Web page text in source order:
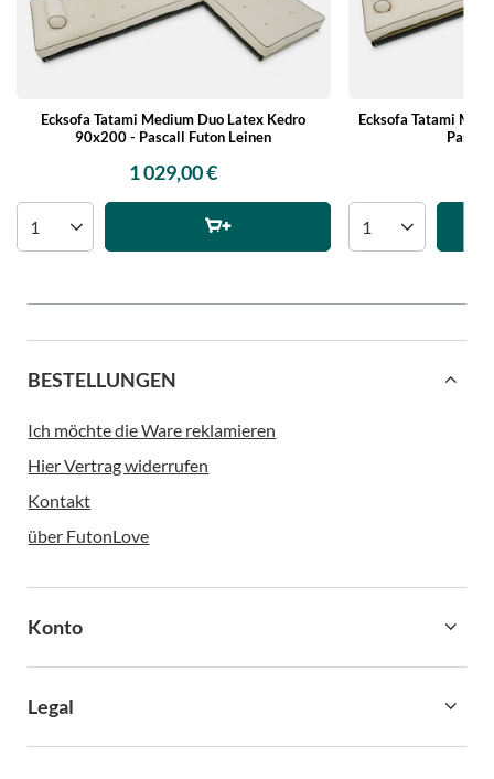
Ecksofa Tatami Medium Duo Latex Kedro
90x200 - Pascall Futon Leinen
1 029,00 €
Ecksofa Tatami
BESTELLUNGEN
Ich möchte die Ware reklamieren
Hier Vertrag widerrufen
Kontakt
über FutonLove
Konto
Legal